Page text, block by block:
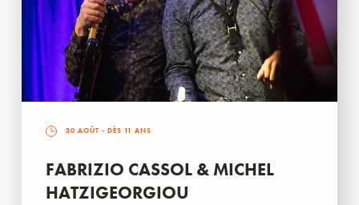
30 AOÛT - DÈS 11 ANS
FABRIZIO CASSOL & MICHEL
HATZIGEORGIOU